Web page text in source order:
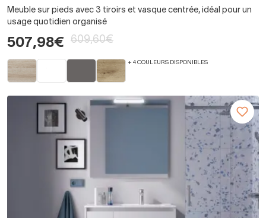
Meuble sur pieds avec 3 tiroirs et vasque centrée, idéal pour un
usage quotidien organisé
507,98€ 609,60€
+ 4 COULEURS DISPONIBLES